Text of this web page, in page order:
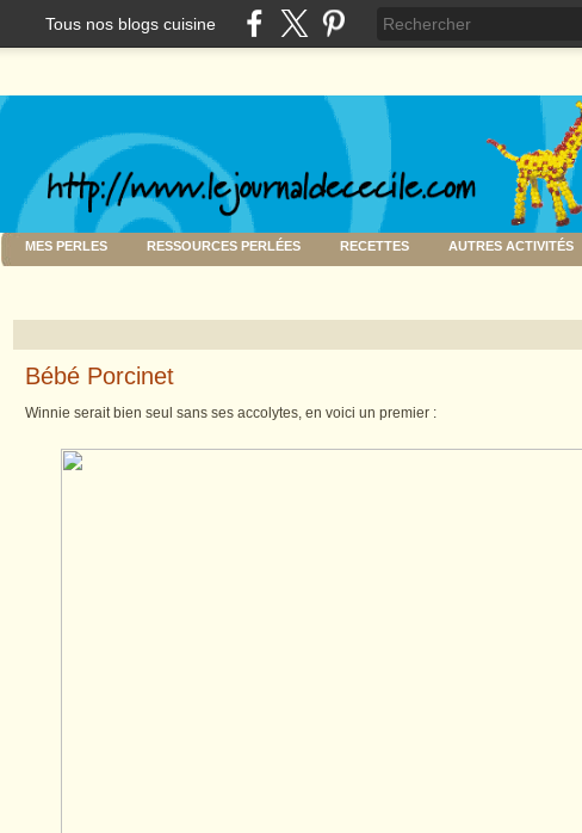
Tous nos blogs cuisine
MES PERLES RESSOURCES PERLÉES RECETTES AUTRES ACTIVITÉS
Bébé Porcinet
Winnie serait bien seul sans ses accolytes, en voici un premier :